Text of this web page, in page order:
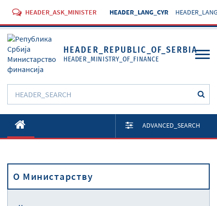
HEADER_ASK_MINISTER HEADER_LANG_CYR
HEADER_REPUBLIC_OF_SERBIA
HEADER_MINISTRY_OF_FINANCE
O Министарству
Активности
Прописи
ADVANCED_SEARCH
O Министарству